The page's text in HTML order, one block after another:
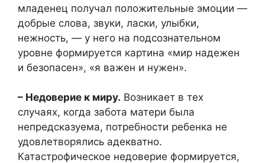
младенец получал положительные эмоции —
добрые слова, звуки, ласки, улыбки,
нежность, — у него на подсознательном
уровне формируется картина «мир надежен
и безопасен», «я важен и нужен».
– Недоверие к миру. Возникает в тех
случаях, когда забота матери была
непредсказуема, потребности ребенка не
удовлетворялись адекватно.
Катастрофическое недоверие формируется,